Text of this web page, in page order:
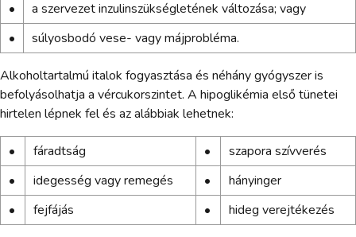
•
a szervezet inzulinszükségletének változása; vagy
•
súlyosbodó vese- vagy májprobléma.
Alkoholtartalmú italok fogyasztása és néhány gyógyszer is
befolyásolhatja a vércukorszintet. A hipoglikémia első tünetei
hirtelen lépnek fel és az alábbiak lehetnek:
• fáradtság •
szapora szívverés
•
idegesség vagy remegés •
hányinger
•
fejfájás • hideg verejtékezés